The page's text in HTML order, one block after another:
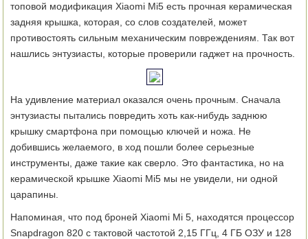
топовой модификация Xiaomi Mi5 есть прочная керамическая
задняя крышка, которая, со слов создателей, может
противостоять сильным механическим повреждениям. Так вот
нашлись энтузиасты, которые проверили гаджет на прочность.
На удивление материал оказался очень прочным. Сначала
энтузиасты пытались повредить хоть как-нибудь заднюю
крышку смартфона при помощью ключей и ножа. Не
добившись желаемого, в ход пошли более серьезные
инструменты, даже такие как сверло. Это фантастика, но на
керамической крышке Xiaomi Mi5 мы не увидели, ни одной
царапины.
Напоминая, что под броней Xiaomi Mi 5, находятся процессор
Snapdragon 820 с тактовой частотой 2,15 ГГц, 4 ГБ ОЗУ и 128